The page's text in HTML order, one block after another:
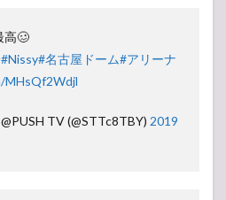
高🥴
#Nissy#名古屋ドーム#アリーナ
MHsQf2Wdjl
TV (@STTc8TBY) 2019